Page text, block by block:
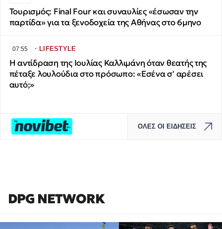
Τουρισμός: Final Four και συναυλίες «έσωσαν την
παρτίδα» για τα ξενοδοχεία της Αθήνας στο 6μηνο
07:55 ∙LIFESTYLE
Η αντίδραση της Ιουλίας Καλλιμάνη όταν θεατής της
πέταξε λουλούδια στο πρόσωπο: «Εσένα σ' αρέσει
αυτό;»
ΟΛΕΣ ΟΙ ΕΙΔΗΣΕΙΣ
DPG NETWORK